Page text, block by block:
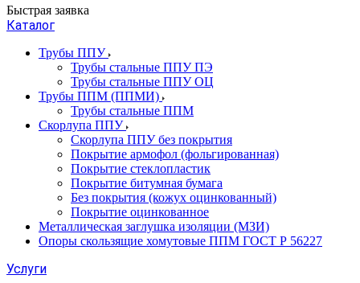
Быстрая заявка
Каталог
Трубы ППУ
Трубы стальные ППУ ПЭ
Трубы стальные ППУ ОЦ
Трубы ППМ (ППМИ)
Трубы стальные ППМ
Скорлупа ППУ
Скорлупа ППУ без покрытия
Покрытие армофол (фольгированная)
Покрытие стеклопластик
Покрытие битумная бумага
Без покрытия (кожух оцинкованный)
Покрытие оцинкованное
Металлическая заглушка изоляции (МЗИ)
Опоры скользящие хомутовые ППМ ГОСТ Р 56227
Услуги